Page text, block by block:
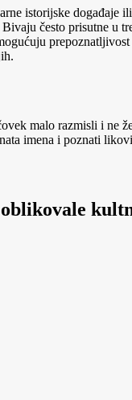
istorijske događaje
često prisutne u
malo razmisli i ne
imena i poznati